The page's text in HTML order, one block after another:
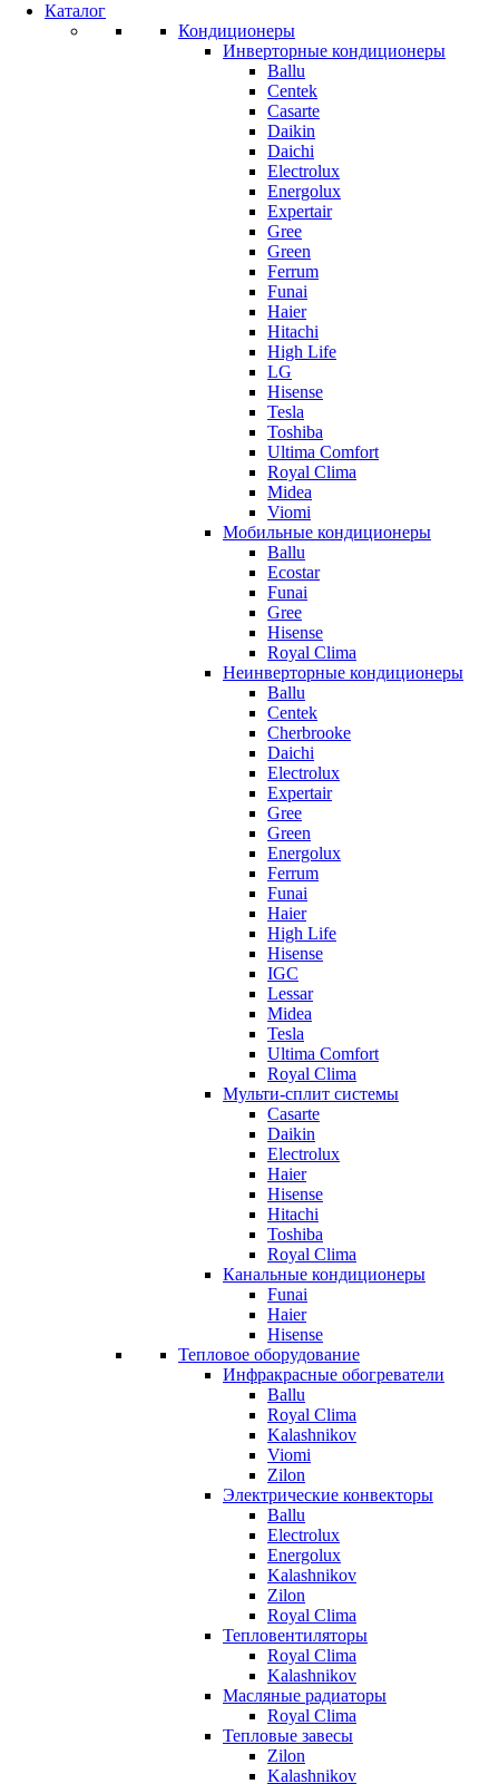
Каталог
Кондиционеры
Инверторные кондиционеры
Ballu
Centek
Casarte
Daikin
Daichi
Electrolux
Energolux
Expertair
Gree
Green
Ferrum
Funai
Haier
Hitachi
High Life
LG
Hisense
Tesla
Toshiba
Ultima Comfort
Royal Clima
Midea
Viomi
Мобильные кондиционеры
Ballu
Ecostar
Funai
Gree
Hisense
Royal Clima
Неинверторные кондиционеры
Ballu
Centek
Cherbrooke
Daichi
Electrolux
Expertair
Gree
Green
Energolux
Ferrum
Funai
Haier
High Life
Hisense
IGC
Lessar
Midea
Tesla
Ultima Comfort
Royal Clima
Мульти-сплит системы
Casarte
Daikin
Electrolux
Haier
Hisense
Hitachi
Toshiba
Royal Clima
Канальные кондиционеры
Funai
Haier
Hisense
Тепловое оборудование
Инфракрасные обогреватели
Ballu
Royal Clima
Kalashnikov
Viomi
Zilon
Электрические конвекторы
Ballu
Electrolux
Energolux
Kalashnikov
Zilon
Royal Clima
Тепловентиляторы
Royal Clima
Kalashnikov
Масляные радиаторы
Royal Clima
Тепловые завесы
Zilon
Kalashnikov